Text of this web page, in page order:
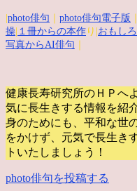
photo俳句 photo俳句電子版
操 １冊からの本作 り| おもし
写真からAI俳句
健康長寿研究所のＨＰへ
気に長生きする情報を紹
身のためにも、平和な世
をかけず、元気で長生き
トいたしましょう！
photo俳句を投稿する